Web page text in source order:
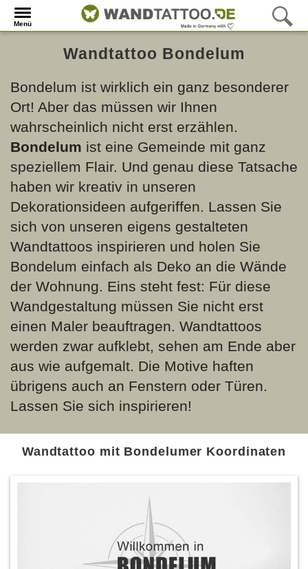
Menü
Wandtattoo Bondelum
Bondelum ist wirklich ein ganz besonderer
Ort! Aber das müssen wir Ihnen
wahrscheinlich nicht erst erzählen.
Bondelum ist eine Gemeinde mit ganz
speziellem Flair. Und genau diese Tatsache
haben wir kreativ in unseren
Dekorationsideen aufgeriffen. Lassen Sie
sich von unseren eigens gestalteten
Wandtattoos inspirieren und holen Sie
Bondelum einfach als Deko an die Wände
der Wohnung. Eins steht fest: Für diese
Wandgestaltung müssen Sie nicht erst
einen Maler beauftragen. Wandtattoos
werden zwar aufklebt, sehen am Ende aber
aus wie aufgemalt. Die Motive haften
übrigens auch an Fenstern oder Türen.
Lassen Sie sich inspirieren!
Wandtattoo mit Bondelumer Koordinaten